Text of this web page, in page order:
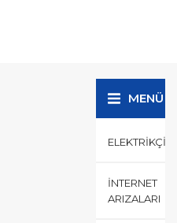
MENÜ
ELEKTRIKÇI
İNTERNET
ARIZALARI